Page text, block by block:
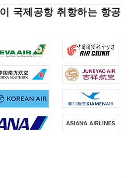
국제공항 취항하는 항공